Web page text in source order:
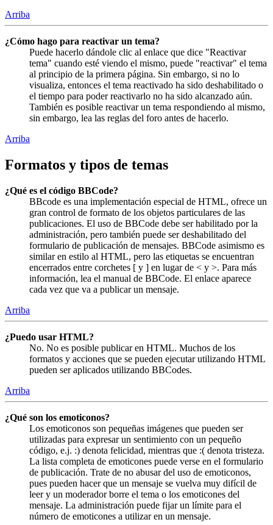
Arriba
¿Cómo hago para reactivar un tema?
Puede hacerlo dándole clic al enlace que dice "Reactivar
tema" cuando esté viendo el mismo, puede "reactivar" el tema
al principio de la primera página. Sin embargo, si no lo
visualiza, entonces el tema reactivado ha sido deshabilitado o
el tiempo para poder reactivarlo no ha sido alcanzado aún.
También es posible reactivar un tema respondiendo al mismo,
sin embargo, lea las reglas del foro antes de hacerlo.
Arriba
Formatos y tipos de temas
¿Qué es el código BBCode?
BBcode es una implementación especial de HTML, ofrece un
gran control de formato de los objetos particulares de las
publicaciones. El uso de BBCode debe ser habilitado por la
administración, pero también puede ser deshabilitado del
formulario de publicación de mensajes. BBCode asimismo es
similar en estilo al HTML, pero las etiquetas se encuentran
encerrados entre corchetes [ y ] en lugar de < y >. Para más
información, lea el manual de BBCode. El enlace aparece
cada vez que va a publicar un mensaje.
Arriba
¿Puedo usar HTML?
No. No es posible publicar en HTML. Muchos de los
formatos y acciones que se pueden ejecutar utilizando HTML
pueden ser aplicados utilizando BBCodes.
Arriba
¿Qué son los emoticonos?
Los emoticonos son pequeñas imágenes que pueden ser
utilizadas para expresar un sentimiento con un pequeño
código, e.j. :) denota felicidad, mientras que :( denota tristeza.
La lista completa de emoticones puede verse en el formulario
de publicación. Trate de no abusar del uso de emoticonos,
pues pueden hacer que un mensaje se vuelva muy difícil de
leer y un moderador borre el tema o los emoticones del
mensaje. La administración puede fijar un límite para el
número de emoticones a utilizar en un mensaje.